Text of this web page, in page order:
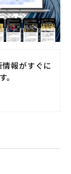
情報がすぐに